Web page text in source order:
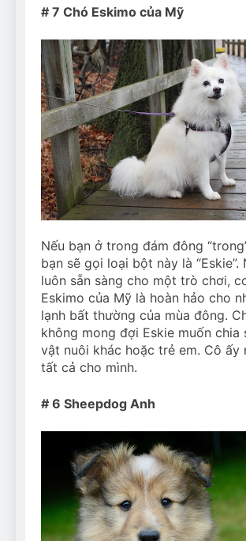
# 7 Chó Eskimo của Mỹ
Nếu bạn ở trong đám đông
bạn sẽ gọi loại bột này là “Eskie”.
luôn sẵn sàng cho một trò chơi,
Eskimo của Mỹ là hoàn hảo cho
lạnh bất thường của mùa đông.
không mong đợi Eskie muốn chia
vật nuôi khác hoặc trẻ em. Cô ấy
tất cả cho mình.
# 6 Sheepdog Anh